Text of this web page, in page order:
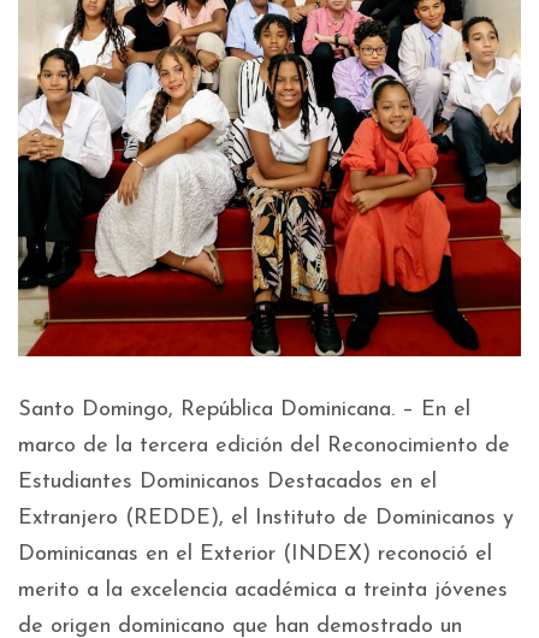
Santo Domingo, República Dominicana. – En el
marco de la tercera edición del Reconocimiento de
Estudiantes Dominicanos Destacados en el
Extranjero (REDDE), el Instituto de Dominicanos y
Dominicanas en el Exterior (INDEX) reconoció el
merito a la excelencia académica a treinta jóvenes
de origen dominicano que han demostrado un